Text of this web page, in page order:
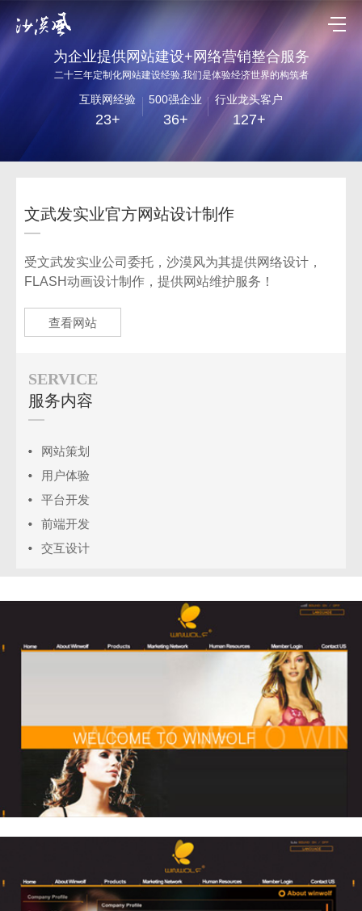
为企业提供网站建设+网络营销整合服务
二十三年定制化网站建设经验.我们是体验经济世界的构筑者
互联网经验
23+
500强企业
36+
行业龙头客户
127+
文武发实业官方网站设计制作
受文武发实业公司委托，沙漠风为其提供网络设计，
FLASH动画设计制作，提供网站维护服务！
查看网站
SERVICE
服务内容
网站策划
用户体验
平台开发
前端开发
交互设计